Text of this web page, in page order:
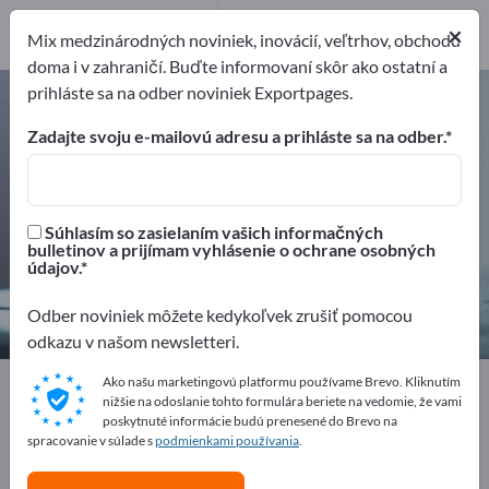
Prístroje na meranie tlaku a
manometre – nájdite výrobcov a
dodávateľov
16 15
1
1
Exportpages
Meracia technika & optika
Meracia technika
Fyzikálne meracie prístroje
Prístroje na meranie tlaku a manometre
×
Mix medzinárodných noviniek, inovácií, veľtrhov, obchodu
doma i v zahraničí. Buďte informovaní skôr ako ostatní a
prihláste sa na odber noviniek Exportpages.
Zadajte svoju e-mailovú adresu a prihláste sa na odber.
Súhlasím so zasielaním vašich informačných
bulletinov a prijímam vyhlásenie o ochrane osobných
údajov.
Odber noviniek môžete kedykoľvek zrušiť pomocou
odkazu v našom newsletteri.
Ako našu marketingovú platformu používame Brevo. Kliknutím
nižšie na odoslanie tohto formulára beriete na vedomie, že vami
poskytnuté informácie budú prenesené do Brevo na
spracovanie v súlade spodmienkami používania.